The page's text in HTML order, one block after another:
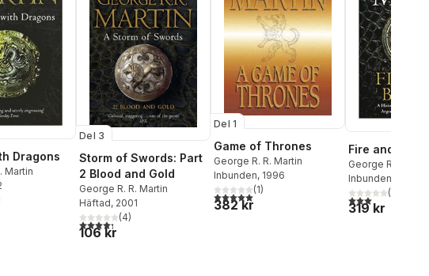
Dragons
Martin
Totalt antal röster:
Del 3
Storm of Swords: Part
2 Blood and Gold
George R. R. Martin
Häftad, 2001
4,3utav 5 stjärnor. Totalt antal röster:
(4)
106 kr
Del 1
Game of Thrones
George R. R. Martin
Inbunden, 1996
5,0utav 5 stjärnor. Totalt antal röster:
(1)
382 kr
Fire and Blood
George R. R.
Inbunden
3,0utav 5(
319 kr